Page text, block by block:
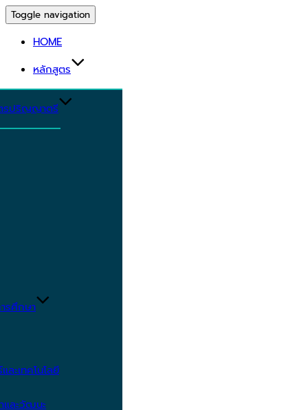
Toggle navigation
HOME
หลักสูตร
รปริญญาตรี
รศึกษา
ะเทคโนโลยี
และวัฒนะ